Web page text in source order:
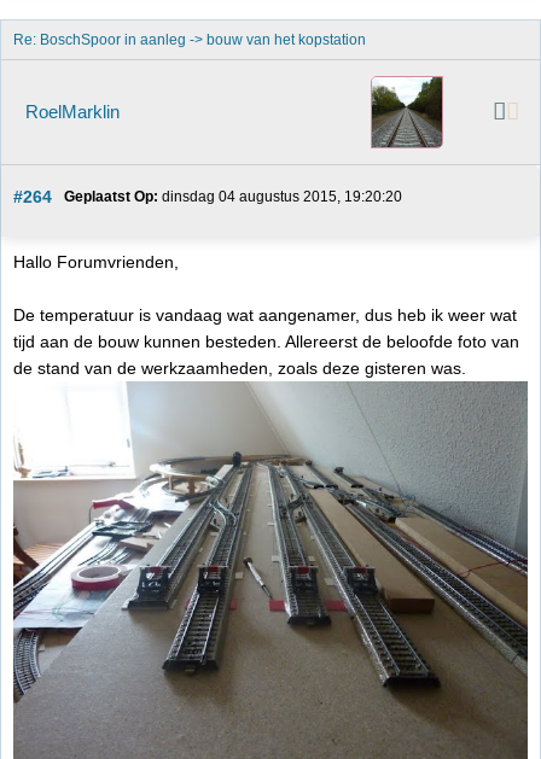
Re: BoschSpoor in aanleg -> bouw van het kopstation
RoelMarklin
#264 Geplaatst Op: dinsdag 04 augustus 2015, 19:20:20
Hallo Forumvrienden,
De temperatuur is vandaag wat aangenamer, dus heb ik weer wat
tijd aan de bouw kunnen besteden. Allereerst de beloofde foto van
de stand van de werkzaamheden, zoals deze gisteren was.